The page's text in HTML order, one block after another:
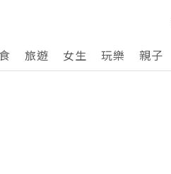
旅遊 女生 玩樂 親子